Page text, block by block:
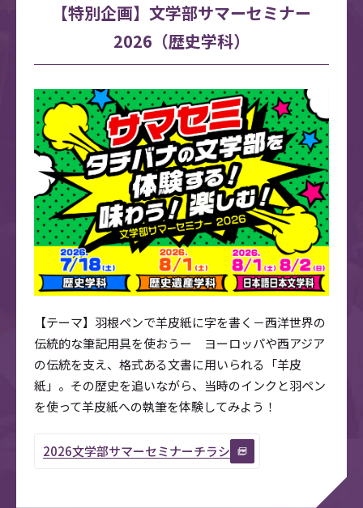
【特別企画】文学部サマーセミナー
2026（歴史学科）
【テーマ】羽根ペンで羊皮紙に字を書く－西洋世界の
伝統的な筆記用具を使おうー ヨーロッパや西アジア
の伝統を支え、格式ある文書に用いられる「羊皮
紙」。その歴史を追いながら、当時のインクと羽ペン
を使って羊皮紙への執筆を体験してみよう！
2026文学部サマーセミナーチラシ